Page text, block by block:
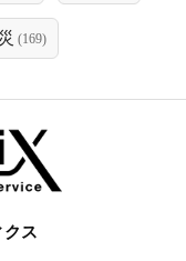
(169)
クス